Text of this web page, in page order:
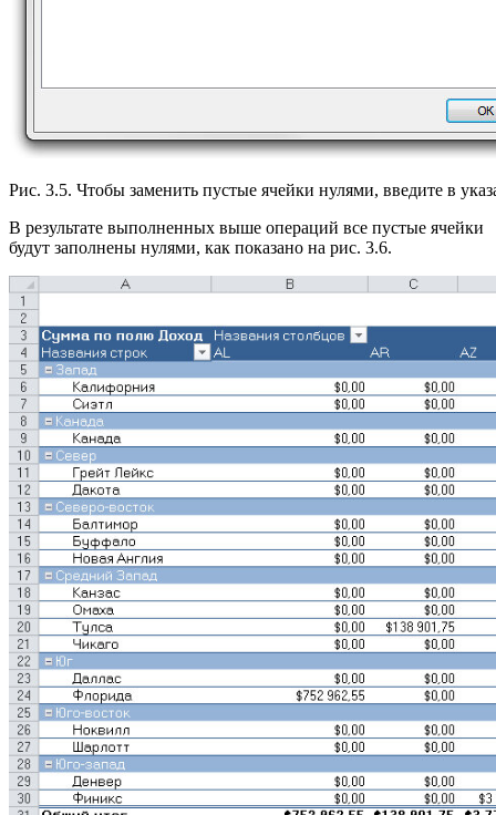
Рис. 3.5. Чтобы заменить пустые ячейки нулями, введите в
В результате выполненных выше операций все пустые ячейки
будут заполнены нулями, как показано на рис. 3.6.